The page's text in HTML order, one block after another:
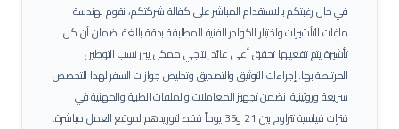
في حال رغبتكم بالاستقدام المباشر على كفالة شركتكم، نقوم بهندسة
ملفات التأشيرات واختيار الكوادر الفنية المطابقة بدقة بالغة لضمان أن كل
تأشيرة يتم تفعيلها تحقق أعلى عائد إنتاجي ممكن يبرر نسب التوطين
المرتبطة بها.إجراءات التوثيق والتصديق وتخليص جوازات السفر لهذا التخصص
سريعة وروتينية. نضمن تجهيز المعاملات والملفات الطبية والمهنية في
فترات قياسية تتراوح بين 21 و35 يوماً فقط لتوريدهم لموقع العمل مباشرة.